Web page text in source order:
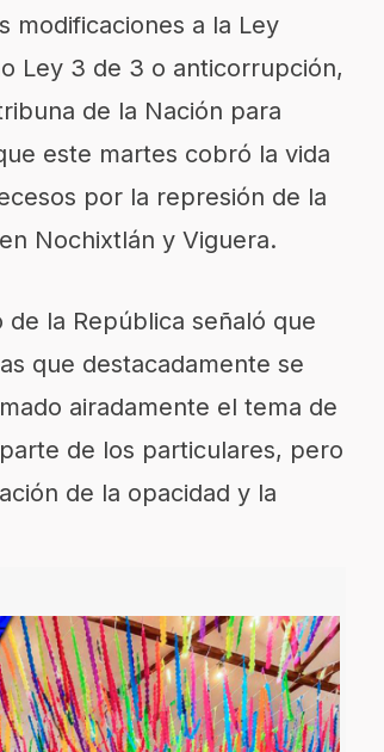
modificaciones a la Ley
Ley 3 de 3 o anticorrupción,
de la Nación para
este martes cobró la vida
por la represión de la
Nochixtlán y Viguera.
la República señaló que
que destacadamente se
airadamente el tema de
de los particulares, pero
de la opacidad y la